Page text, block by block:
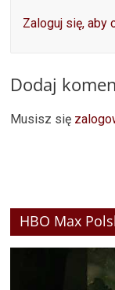
Zaloguj się, aby
Dodaj
Musisz się
HBO Max